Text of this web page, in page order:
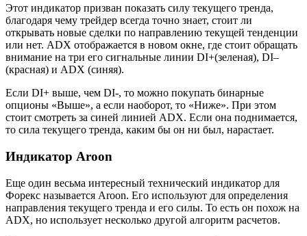
Этот индикатор призван показать силу текущего тренда,
благодаря чему трейдер всегда точно знает, стоит ли
открывать новые сделки по направлению текущей тенденции
или нет. ADX отображается в новом окне, где стоит обращать
внимание на три его сигнальные линии DI+(зеленая), DI–
(красная) и ADX (синяя).
Если DI+ выше, чем DI-, то можно покупать бинарные
опционы «Выше», а если наоборот, то «Ниже». При этом
стоит смотреть за синей линией ADX. Если она поднимается,
то сила текущего тренда, каким бы он ни был, нарастает.
Индикатор Aroon
Еще один весьма интересный технический индикатор для
Форекс называется Aroon. Его используют для определения
направления текущего тренда и его силы. То есть он похож на
ADX, но использует несколько другой алгоритм расчетов.